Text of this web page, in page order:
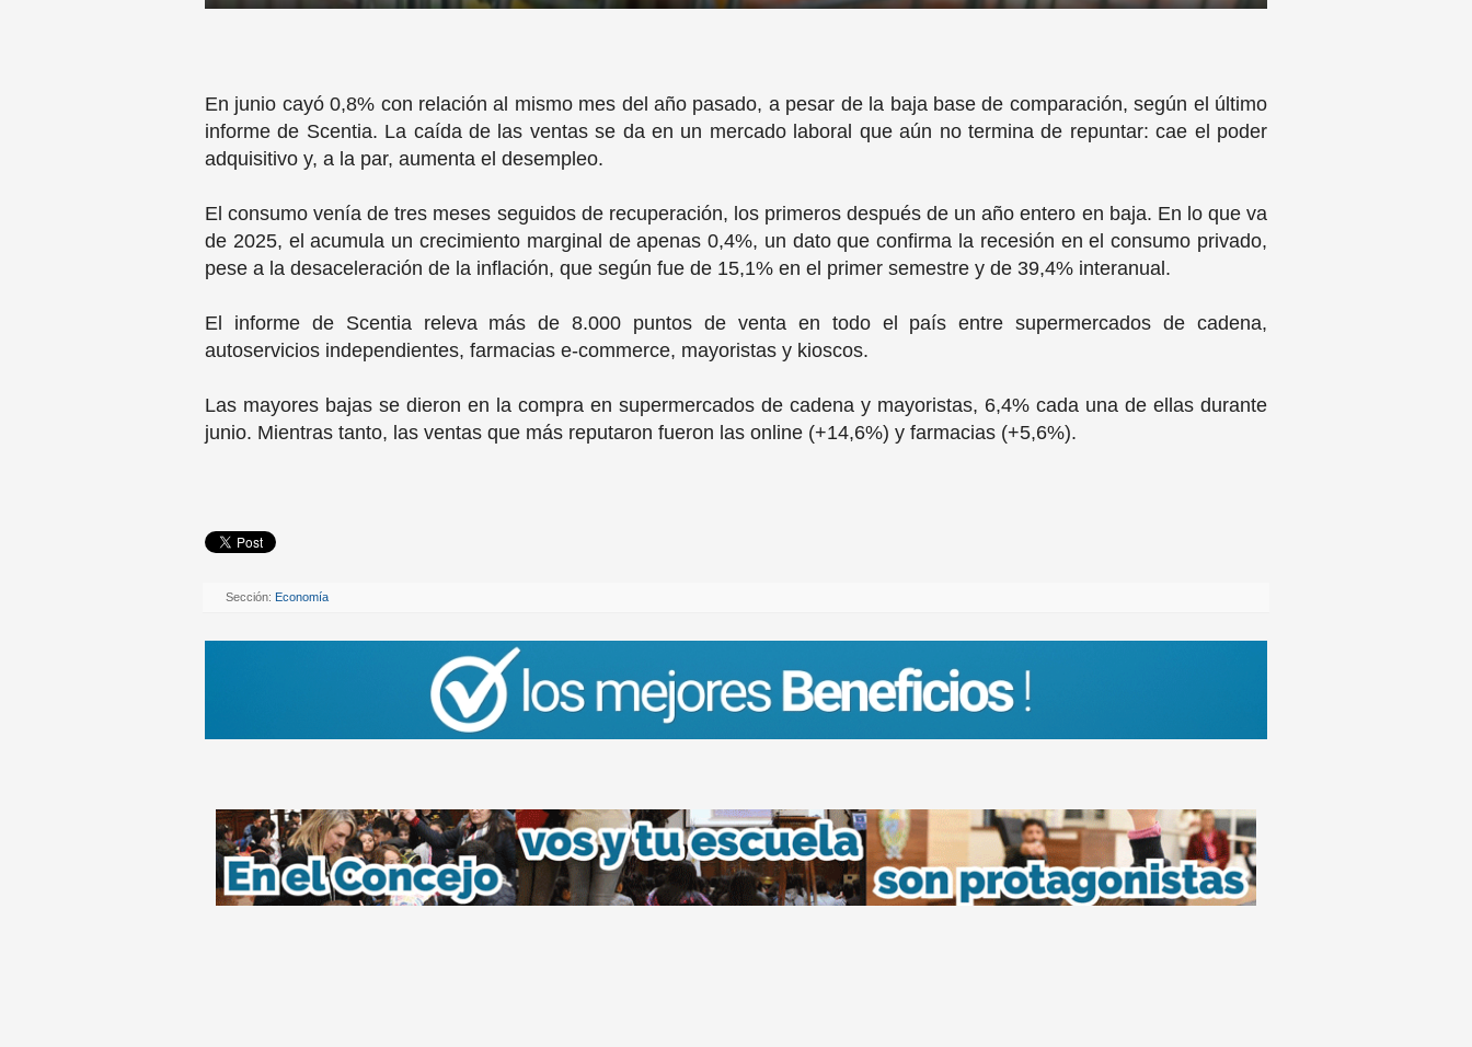
En junio cayó 0,8% con relación al mismo mes del año pasado, a pesar de la baja base de comparación, según el último
informe de Scentia. La caída de las ventas se da en un mercado laboral que aún no termina de repuntar: cae el poder
adquisitivo y, a la par, aumenta el desempleo.
El consumo venía de tres meses seguidos de recuperación, los primeros después de un año entero en baja. En lo que va
de 2025, el acumula un crecimiento marginal de apenas 0,4%, un dato que confirma la recesión en el consumo privado,
pese a la desaceleración de la inflación, que según fue de 15,1% en el primer semestre y de 39,4% interanual.
El informe de Scentia releva más de 8.000 puntos de venta en todo el país entre supermercados de cadena,
autoservicios independientes, farmacias e-commerce, mayoristas y kioscos.
Las mayores bajas se dieron en la compra en supermercados de cadena y mayoristas, 6,4% cada una de ellas durante
junio. Mientras tanto, las ventas que más reputaron fueron las online (+14,6%) y farmacias (+5,6%).
Sección: Economía